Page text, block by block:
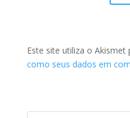
Este site utiliza o Akismet
como seus dados em